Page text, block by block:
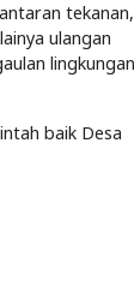
tekanan,
ulangan
baik Desa